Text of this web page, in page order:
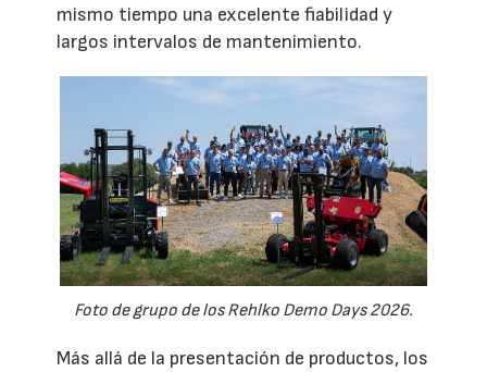
mismo tiempo una excelente fiabilidad y
largos intervalos de mantenimiento.
Foto de grupo de los Rehlko Demo Days 2026.
Más allá de la presentación de productos, los